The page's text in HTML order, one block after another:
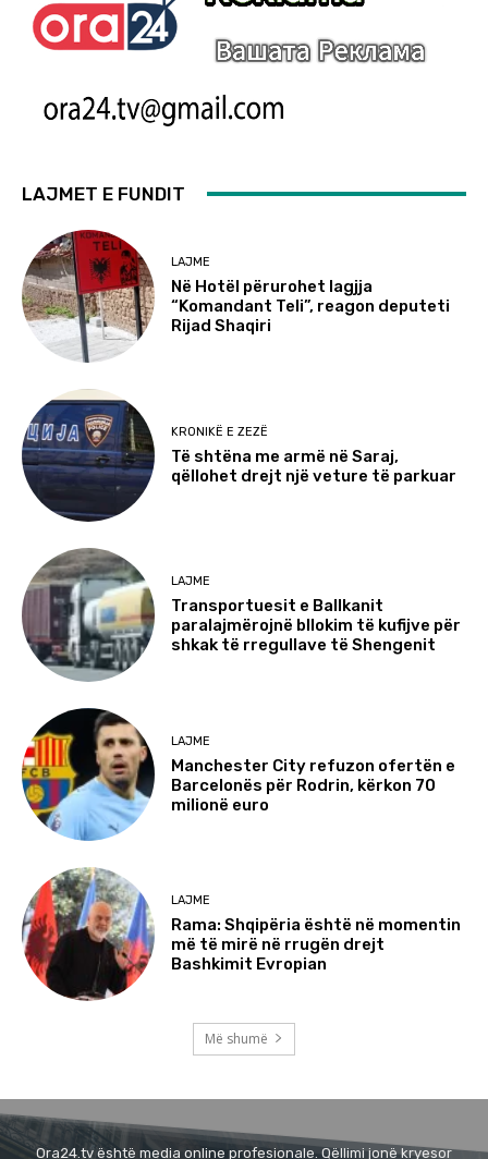
LAJMET E FUNDIT
LAJME
Në Hotël përurohet lagjja
“Komandant Teli”, reagon deputeti
Rijad Shaqiri
KRONIKË E ZEZË
Të shtëna me armë në Saraj,
qëllohet drejt një veture të parkuar
LAJME
Transportuesit e Ballkanit
paralajmërojnë bllokim të kufijve për
shkak të rregullave të Shengenit
LAJME
Manchester City refuzon ofertën e
Barcelonës për Rodrin, kërkon 70
milionë euro
LAJME
Rama: Shqipëria është në momentin
më të mirë në rrugën drejt
Bashkimit Evropian
Më shumë
Ora24.tv është media online profesionale. Qëllimi jonë kryesor